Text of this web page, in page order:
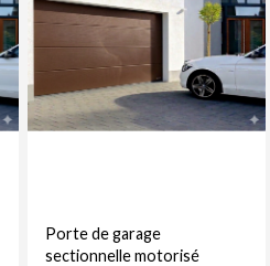
Porte de garage
sectionnelle motorisé